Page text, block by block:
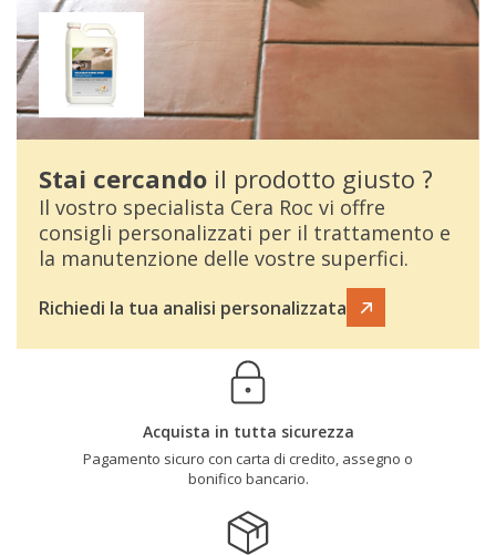
Stai cercando il prodotto giusto ?
Il vostro specialista Cera Roc vi offre
consigli personalizzati per il trattamento e
la manutenzione delle vostre superfici.
Richiedi la tua analisi personalizzata
Acquista in tutta sicurezza
Pagamento sicuro con carta di credito, assegno o
bonifico bancario.